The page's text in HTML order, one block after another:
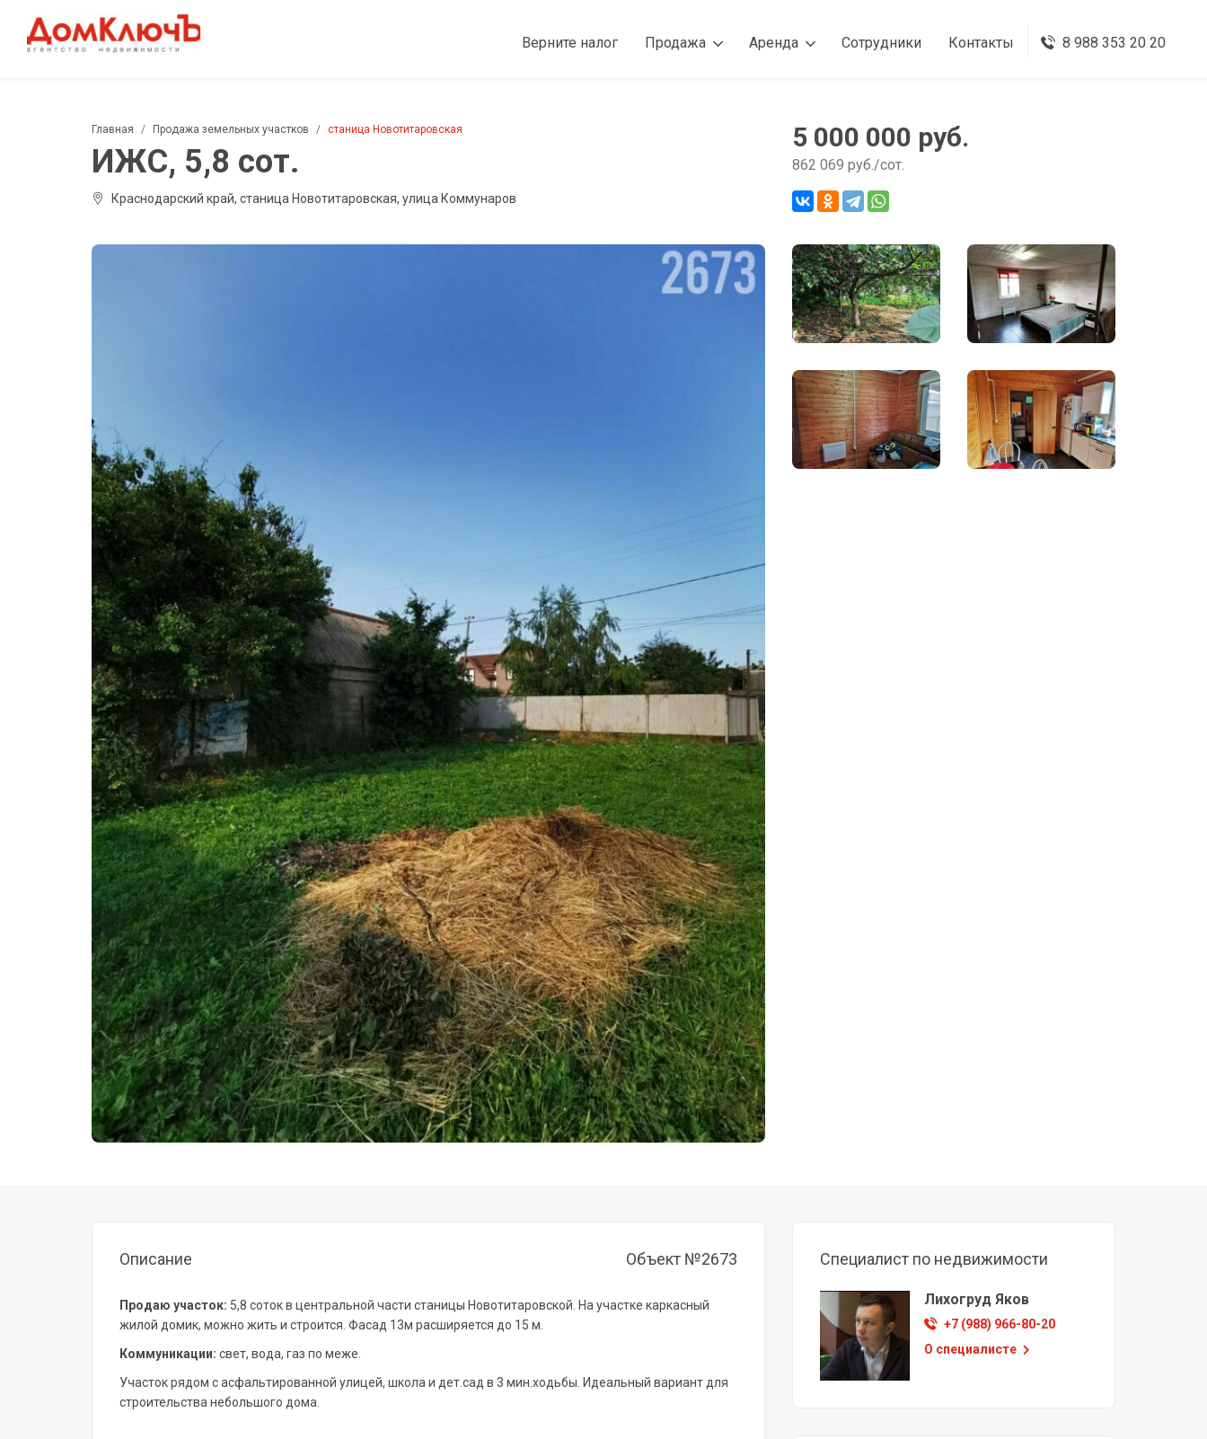
Верните налог Продажа Аренда Сотрудники Контакты 8 988 353 20 20
Главная Продажа земельных участков станица Новотитаровская
ИЖС, 5,8 сот.
Краснодарский край, станица Новотитаровская, улица Коммунаров
5 000 000 руб.
862 069 руб./сот.
Описание Объект №2673
Продаю участок: 5,8 соток в центральной части станицы Новотитаровской. На участке каркасный
жилой домик, можно жить и строится. Фасад 13м расширяется до 15 м.
Коммуникации: свет, вода, газ по меже.
Участок рядом с асфальтированной улицей, школа и дет.сад в 3 мин.ходьбы. Идеальный вариант для
строительства небольшого дома.
Специалист по недвижимости
Лихогруд Яков
+7 (988) 966-80-20
О специалисте